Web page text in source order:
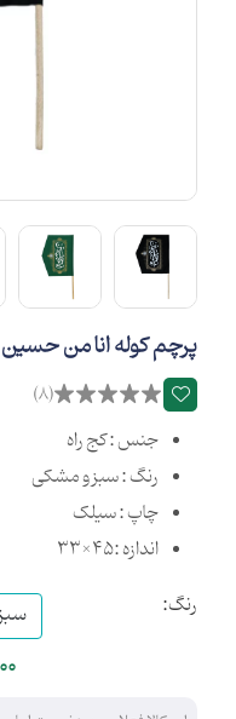
پرچم کوله انا من حسین
(8)
جنس : کج راه
رنگ : سبز و مشکی
چاپ : سیلک
اندازه :45×33
رنگ: